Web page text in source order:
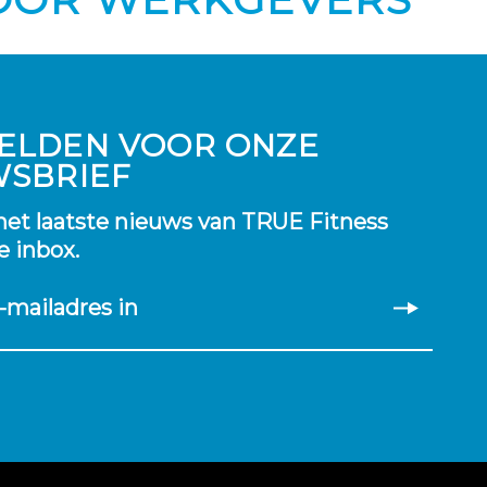
VOOR ONZE
laatste nieuws van TRUE Fitness
inbox.
mailadres in